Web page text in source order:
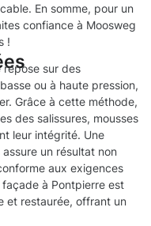
En somme, pour un
confiance à Moosweg
!
sur des
ou à haute pression,
Grâce à cette méthode,
des salissures, mousses
leur intégrité. Une
un résultat non
aux exigences
à Pontpierre est
et restaurée, offrant un